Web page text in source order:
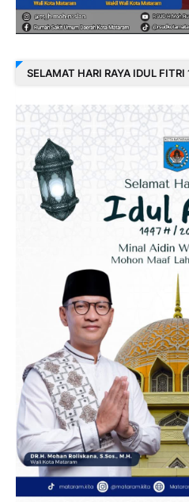
SELAMAT HARI RAYA IDUL